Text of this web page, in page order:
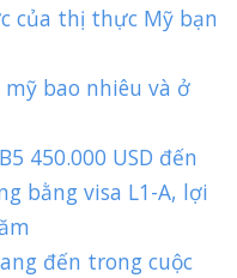
của thị thực Mỹ bạn
bao nhiêu và ở
450.000 USD đến
bằng visa L1-A, lợi
đến trong cuộc